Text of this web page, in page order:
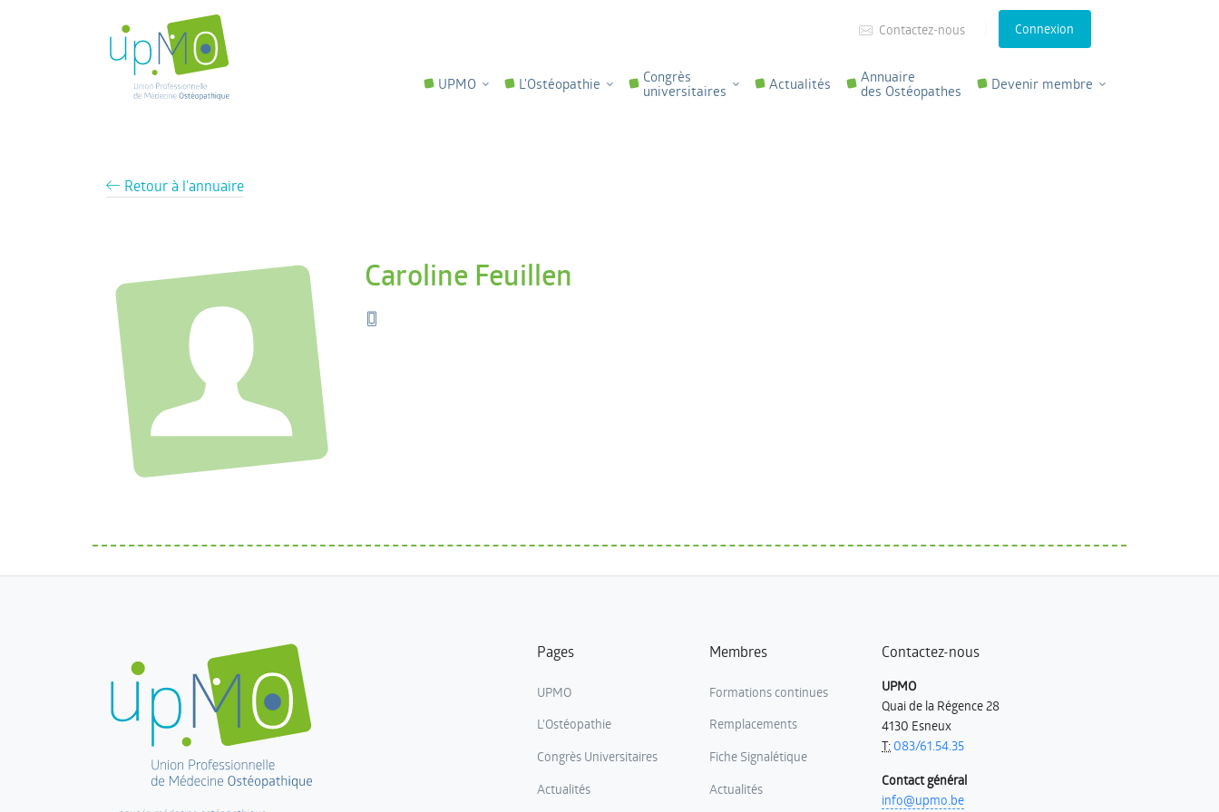
Contactez-nous Connexion
UPMO L'Ostéopathie
Congrès
universitaires
Actualités
Annuaire
des Ostéopathes
Devenir membre
Retour à l'annuaire
Caroline Feuillen
Pages
UPMO
L'Ostéopathie
Congrès Universitaires
Actualités
Membres
Formations continues
Remplacements
Fiche Signalétique
Actualités
Contactez-nous
UPMO
Quai de la Régence 28
4130 Esneux
T: 083/61.54.35
Contact général
info@upmo.be